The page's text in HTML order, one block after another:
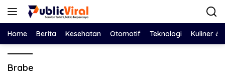
Langsung
Home Berita Kesehatan Otomotif Teknologi Kuliner &
Brabe